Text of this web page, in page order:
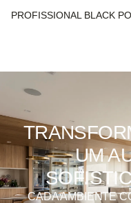
PROFISSIONAL BLACK
UM
CADA AMBIENTE